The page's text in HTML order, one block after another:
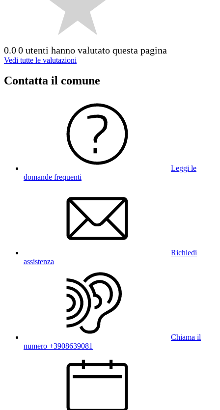
0.00 utenti hanno valutato questa pagina
Vedi tutte le valutazioni
Contatta il comune
Leggi le
domande frequenti
Richiedi
assistenza
Chiama il
numero +3908639081